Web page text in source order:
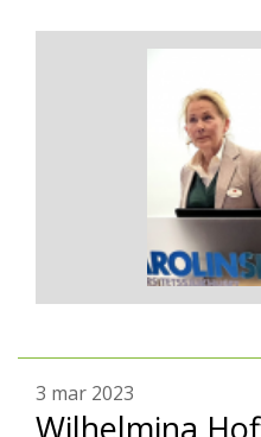
3 mar 2023
Wilhelmina